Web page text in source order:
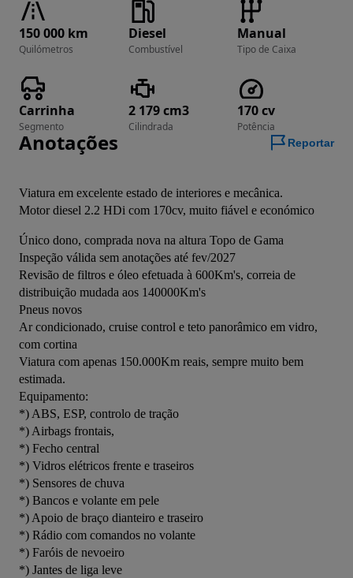
150 000 km
Quilómetros
Diesel
Combustível
Manual
Tipo de Caixa
Carrinha
Segmento
2 179 cm3
Cilindrada
170 cv
Potência
Anotações Reportar
Viatura em excelente estado de interiores e mecânica.
Motor diesel 2.2 HDi com 170cv, muito fiável e económico
Único dono, comprada nova na altura Topo de Gama
Inspeção válida sem anotações até fev/2027
Revisão de filtros e óleo efetuada à 600Km's, correia de
distribuição mudada aos 140000Km's
Pneus novos
Ar condicionado, cruise control e teto panorâmico em vidro,
com cortina
Viatura com apenas 150.000Km reais, sempre muito bem
estimada.
Equipamento:
*) ABS, ESP, controlo de tração
*) Airbags frontais,
*) Fecho central
*) Vidros elétricos frente e traseiros
*) Sensores de chuva
*) Bancos e volante em pele
*) Apoio de braço dianteiro e traseiro
*) Rádio com comandos no volante
*) Faróis de nevoeiro
*) Jantes de liga leve